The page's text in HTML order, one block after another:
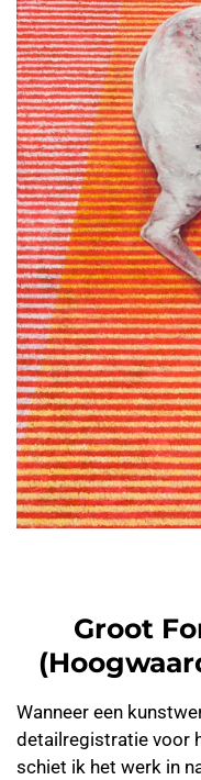
Groot
Wanneer een
detailregistratie voor
schiet ik het werk in